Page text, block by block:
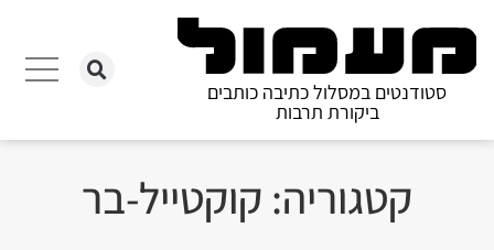
סטודנטים במסלול כתיבה כותבים
ביקורת תרבות
קטגוריה: קוקטייל-בר